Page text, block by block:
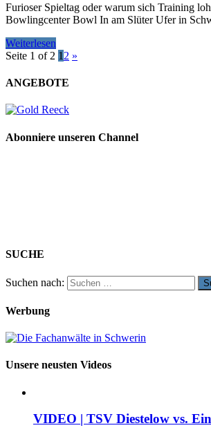
Furioser Spieltag oder warum sich Training
Bowlingcenter Bowl In am Slüter Ufer in
Weiterlesen
Seite 1 of 2 1 2 »
ANGEBOTE
Abonniere unseren Channel
SUCHE
Suchen nach:
Werbung
Unsere neusten Videos
VIDEO | TSV Diestelow vs.